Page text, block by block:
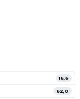
16,6
62,0